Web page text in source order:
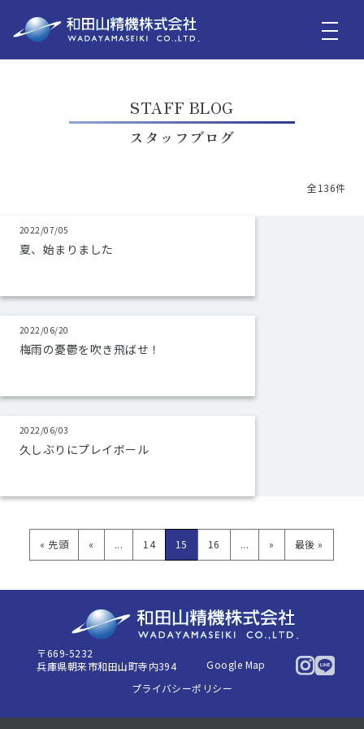
STAFF BLOG
スタッフブログ
全136件
2022/07/05
夏、始まりました
2022/06/20
梅雨の憂鬱を吹き飛ばせ！
2022/06/03
久しぶりにプレイボール
« 先頭 « ... 14 15 16 ... » 最後 »
〒669-5232
兵庫県朝来市和田山町寺内394
Google Map
プライバシーポリシー